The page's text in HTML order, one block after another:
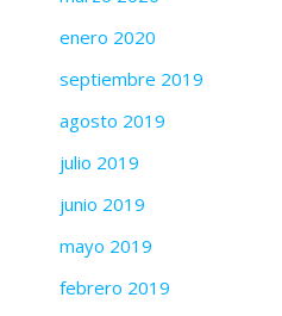
enero 2020
septiembre 2019
agosto 2019
julio 2019
junio 2019
mayo 2019
febrero 2019